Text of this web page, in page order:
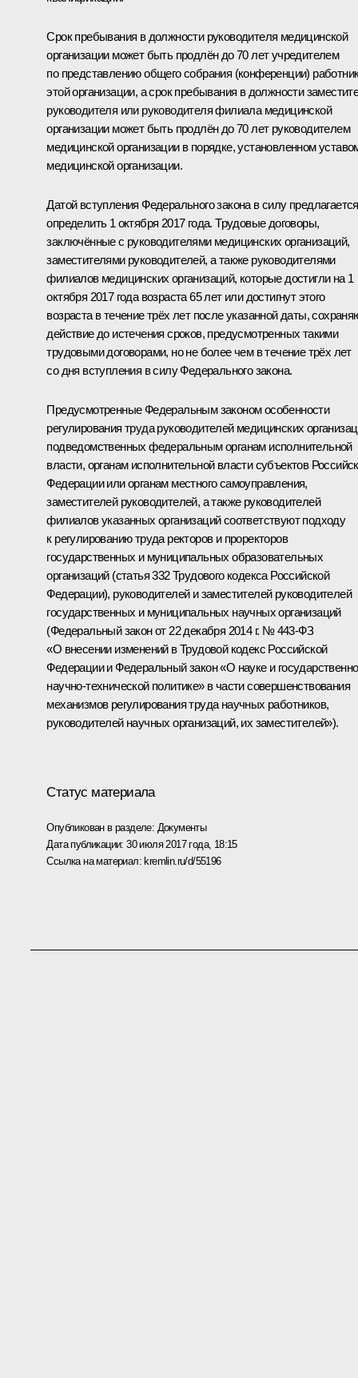
Срок пребывания в должности руководителя медицинской
организации может быть продлён до 70 лет учредителем
по представлению общего собрания (конференции)
этой организации, а срок пребывания в должности
руководителя или руководителя филиала медицинской
организации может быть продлён до 70 лет руководителем
медицинской организации в порядке, установленном
медицинской организации.
Датой вступления Федерального закона в силу предлагается
определить 1 октября 2017 года. Трудовые договоры,
заключённые с руководителями медицинских организаций,
заместителями руководителей, а также руководителями
филиалов медицинских организаций, которые достигли на 1
октября 2017 года возраста 65 лет или достигнут этого
возраста в течение трёх лет после указанной даты,
действие до истечения сроков, предусмотренных такими
трудовыми договорами, но не более чем в течение трёх лет
со дня вступления в силу Федерального закона.
Предусмотренные Федеральным законом особенности
регулирования труда руководителей медицинских
подведомственных федеральным органам исполнительной
власти, органам исполнительной власти субъектов
Федерации или органам местного самоуправления,
заместителей руководителей, а также руководителей
филиалов указанных организаций соответствуют подходу
к регулированию труда ректоров и проректоров
государственных и муниципальных образовательных
организаций (статья 332 Трудового кодекса Российской
Федерации), руководителей и заместителей руководителей
государственных и муниципальных научных организаций
(Федеральный закон от 22 декабря 2014 г. № 443-ФЗ
«О внесении изменений в Трудовой кодекс Российской
Федерации и Федеральный закон «О науке и
научно-технической политике» в части совершенствования
механизмов регулирования труда научных работников,
руководителей научных организаций, их заместителей»).
Статус материала
Опубликован в разделе: Документы
Дата публикации:30 июля 2017 года, 18:15
Ссылка на материал: kremlin.ru/d/55196